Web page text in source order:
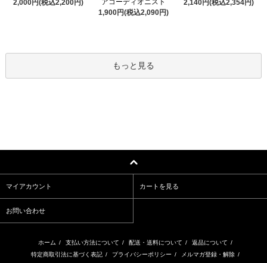
2,000円(税込2,200円)
1,900円(税込2,090円)
2,140円(税込2,354円)
もっと見る
マイアカウント カートを見る
お問い合わせ
ホーム / 支払い方法について / 配送・送料について / 返品について /
特定商取引法に基づく表記 / プライバシーポリシー / メルマガ登録・解除 /